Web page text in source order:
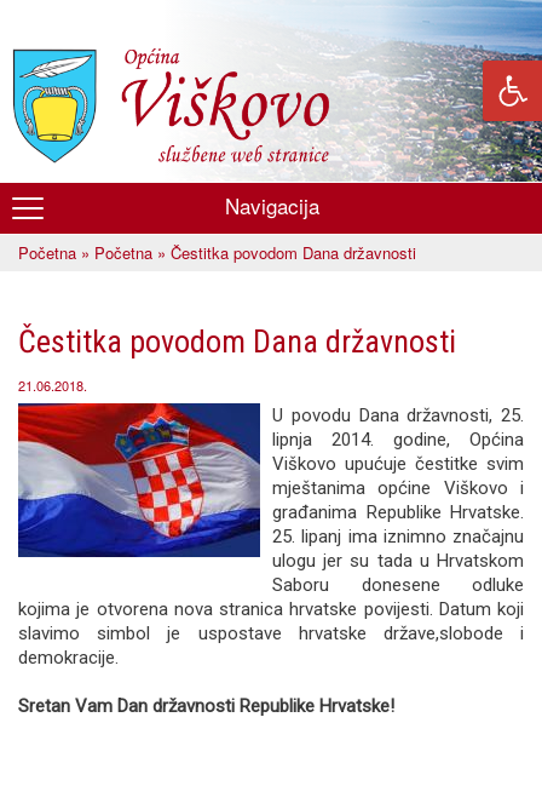
glavni
sadržaj
Općina
Viškovo
Navigacija
Početna » Početna » Čestitka povodom Dana državnosti
Čestitka povodom Dana državnosti
21.06.2018.
U povodu Dana državnosti, 25.
lipnja 2014. godine, Općina
Viškovo upućuje čestitke svim
mještanima općine Viškovo i
građanima Republike Hrvatske.
25. lipanj ima iznimno značajnu
ulogu jer su tada u Hrvatskom
Saboru donesene odluke
kojima je otvorena nova stranica hrvatske povijesti. Datum koji
slavimo simbol je uspostave hrvatske države,slobode i
demokracije.
Sretan Vam Dan državnosti Republike Hrvatske!